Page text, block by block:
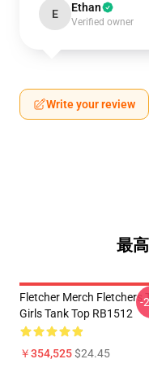
E Ethan
Verified owner
Write your review
最
Fletcher Merch Fletchers
Girls Tank Top RB1512
￥354,525$24.45
-